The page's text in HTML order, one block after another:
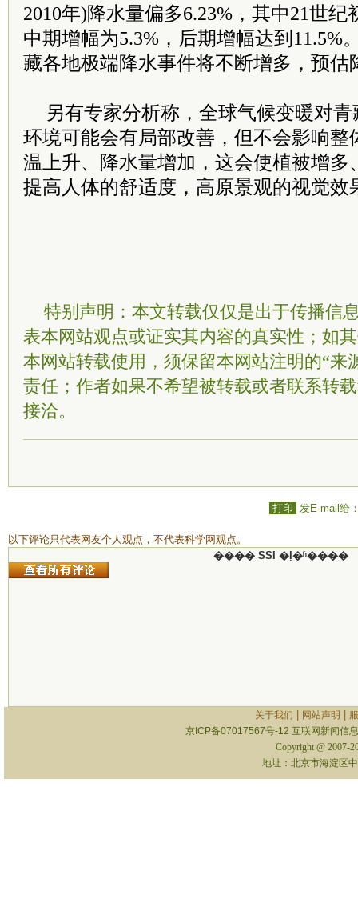
2010年)降水量偏多6.23%，其中21世纪
中期增幅为5.3%，后期增幅达到11.5%
藏各地极端降水事件将不断增多，预估
另有专家分析称，全球气候变暖对
环境可能会有局部改善，但不会影响整
温上升、降水量增加，这会使植被增多
提高人体的舒适度，高原景观的视觉效
特别声明：本文转载仅仅是出于传播信
表本网站观点或证实其内容的真实性；如
本网站转载使用，须保留本网站注明的“来
责任；作者如果不希望被转载或者联系转
接洽。
打印 发E-mail给
以下评论只代表网友个人观点，不代表科学网观点。
���� SSI �ļ�ʱ����
关于我们 网站声明
京ICP备07017567号-12 互联网新闻信
Copyright @ 2007-
地址：北京市海淀区